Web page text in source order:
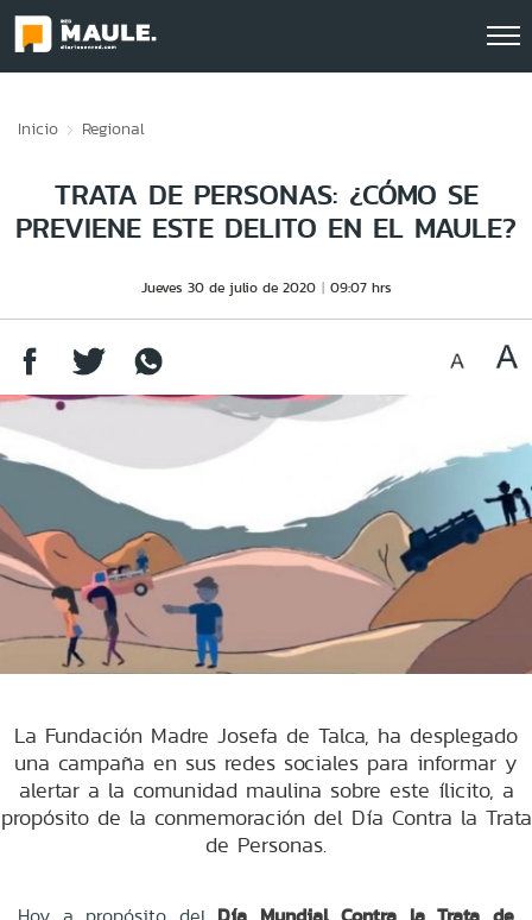
Inicio Regional
TRATA DE PERSONAS: ¿CÓMO SE
PREVIENE ESTE DELITO EN EL MAULE?
Jueves 30 de julio de 2020 09:07 hrs
La Fundación Madre Josefa de Talca, ha desplegado
una campaña en sus redes sociales para informar y
alertar a la comunidad maulina sobre este ílicito, a
propósito de la conmemoración del Día Contra la Trata
de Personas.